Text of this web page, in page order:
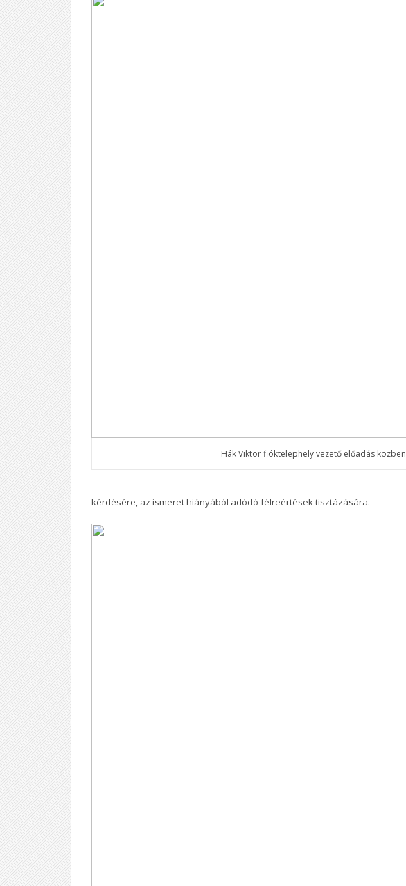
Hák Viktor fióktelephely vezető előadás közben
kérdésére, az ismeret hiányából adódó félreértések tisztázására.